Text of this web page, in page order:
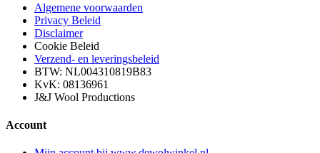
Algemene voorwaarden
Privacy Beleid
Disclaimer
Cookie Beleid
Verzend- en leveringsbeleid
BTW: NL004310819B83
KvK: 08136961
J&J Wool Productions
Account